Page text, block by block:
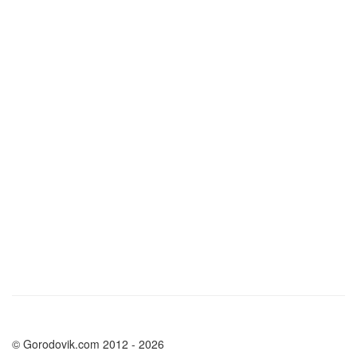
© Gorodovik.com 2012 - 2026